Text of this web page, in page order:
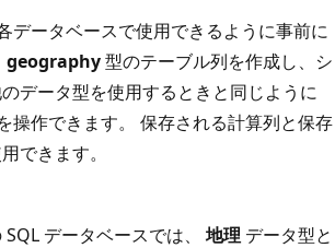
データベースで使用できるように事前に
geography型のテーブル列を作成し、シ
データ型を使用するときと同じように
操作できます。 保存される計算列と保存
できます。
データベースでは、 地理 データ型と